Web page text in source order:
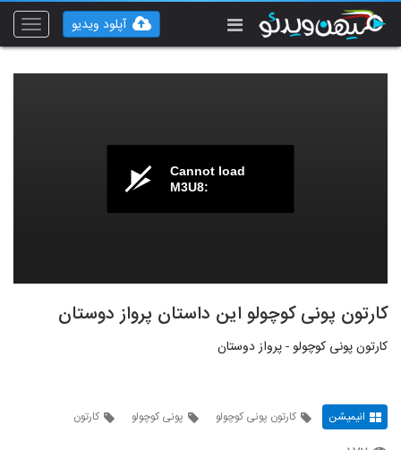
Toggle
آپلود ویدیو
Cannot load
M3U8:
کارتون پونی کوچولو این داستان پرواز دوستان
کارتون پونی کوچولو - پرواز دوستان
انیمیشن کارتون پونی کوچولو پونی کوچولو کارتون